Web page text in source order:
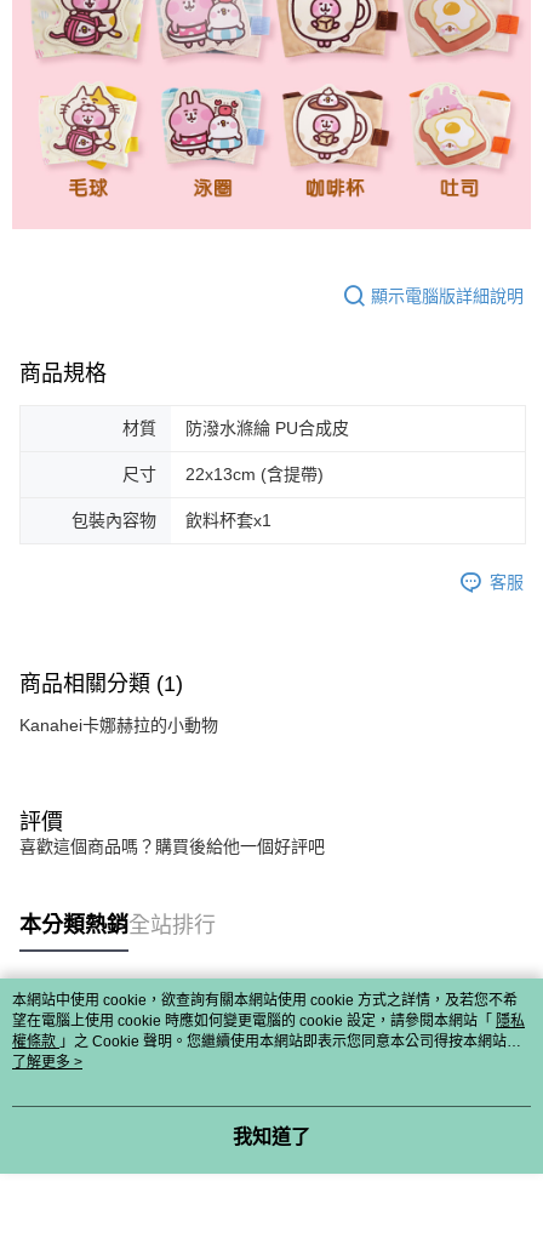
顯示電腦版詳細說明
商品規格
材質 防潑水滌綸 PU合成皮
尺寸 22x13cm (含提帶)
包裝內容物 飲料杯套x1
客服
商品相關分類 (1)
Kanahei卡娜赫拉的小動物
評價
喜歡這個商品嗎？購買後給他一個好評吧
本分類熱銷全站排行
熱門標籤
本網站中使用 cookie，欲查詢有關本網站使用 cookie 方式之詳情，及若您不希
望在電腦上使用 cookie 時應如何變更電腦的 cookie 設定，請參閱本網站「 隱私
權條款 」之 Cookie 聲明。您繼續使用本網站即表示您同意本公司得按本網站使
用條款之 Cookie 聲明使用 cookie。
了解更多 >
我知道了